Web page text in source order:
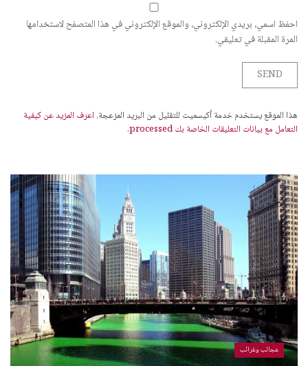
احفظ اسمي، بريدي الإلكتروني، والموقع الإلكتروني في هذا المتصفح لاستخدامها
المرة المقبلة في تعليقي.
هذا الموقع يستخدم خدمة أكيسميت للتقليل من البريد المزعجة.اعرف المزيد عن كيفية
التعامل مع بيانات التعليقات الخاصة بك processed
.
عجائب وغرائب